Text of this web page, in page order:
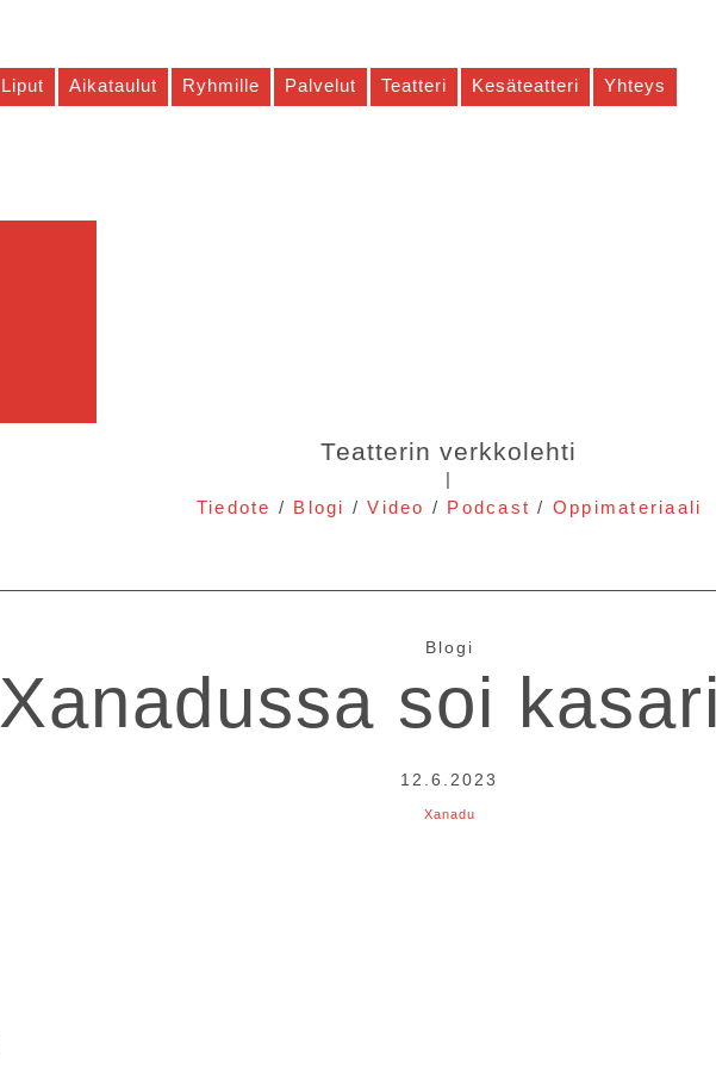
Liput Aikataulut Ryhmille Palvelut Teatteri Kesäteatteri Yhteys
Teatterin verkkolehti
|
Tiedote / Blogi /Video / Podcast / Oppimateriaali
Blogi
Xanadussa soi
12.6.2023
Xanadu